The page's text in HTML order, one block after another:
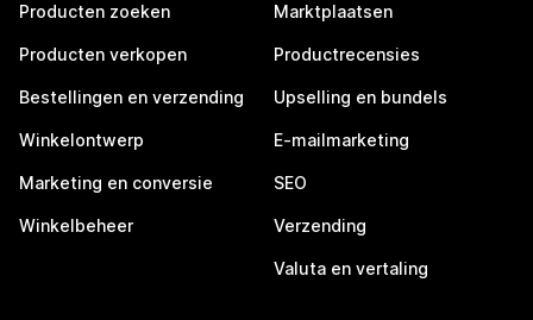
Producten zoeken
Producten verkopen
Bestellingen en verzending
Winkelontwerp
Marketing en conversie
Winkelbeheer
Marktplaatsen
Productrecensies
Upselling en bundels
E-mailmarketing
SEO
Verzending
Valuta en vertaling